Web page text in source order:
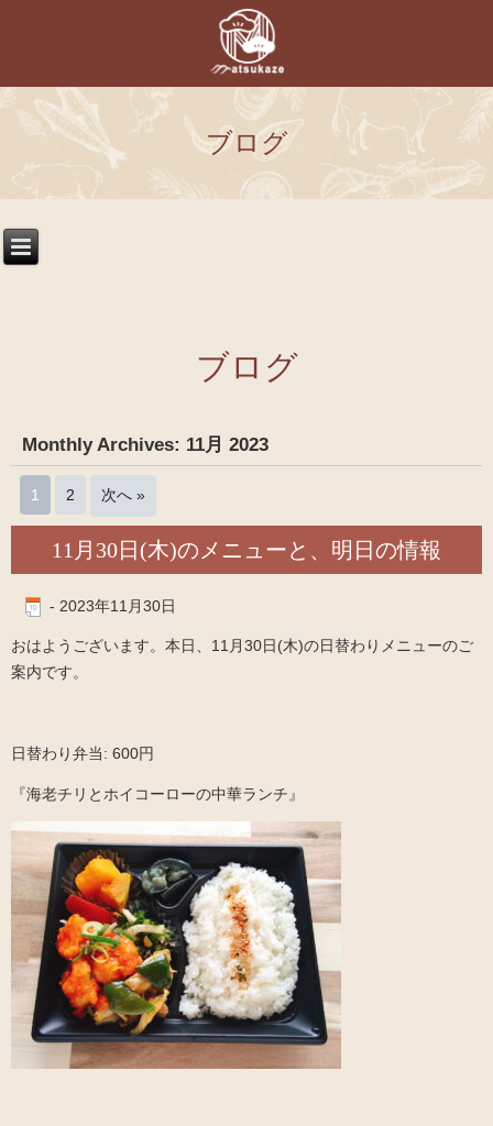
ブログ
ブログ
Monthly Archives: 11月 2023
1 2 次へ »
11月30日(木)のメニューと、明日の情報
- 2023年11月30日
おはようございます。本日、11月30日(木)の日替わりメニューのご
案内です。
日替わり弁当: 600円
『海老チリとホイコーローの中華ランチ』